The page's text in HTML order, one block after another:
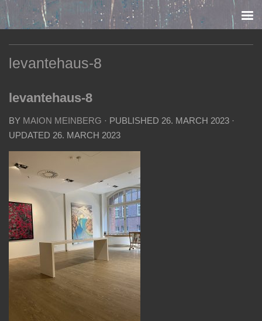
Skip to content
levantehaus-8
levantehaus-8
BY MAION MEINBERG · PUBLISHED 26. MARCH 2023 ·
UPDATED 26. MARCH 2023